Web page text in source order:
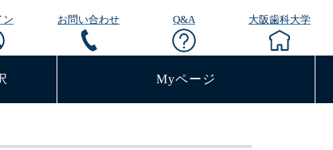
ン お問い合わせ Q&A 大阪歯科大学
Myページ